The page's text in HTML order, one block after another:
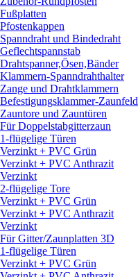
Fußplatten
Pfostenkappen
Spanndraht und Bindedraht
Geflechtspannstab
Drahtspanner,Ösen,Bänder
Klammern-Spanndrahthalter
Zange und Drahtklammern
Befestigungsklammer-Zaunfeld
Zauntore und Zauntüren
Für Doppelstabgitterzaun
1-flügelige Türen
Verzinkt + PVC Grün
Verzinkt + PVC Anthrazit
Verzinkt
2-flügelige Tore
Verzinkt + PVC Grün
Verzinkt + PVC Anthrazit
Verzinkt
Für Gitter/Zaunplatten 3D
1-flügelige Türen
Verzinkt + PVC Grün